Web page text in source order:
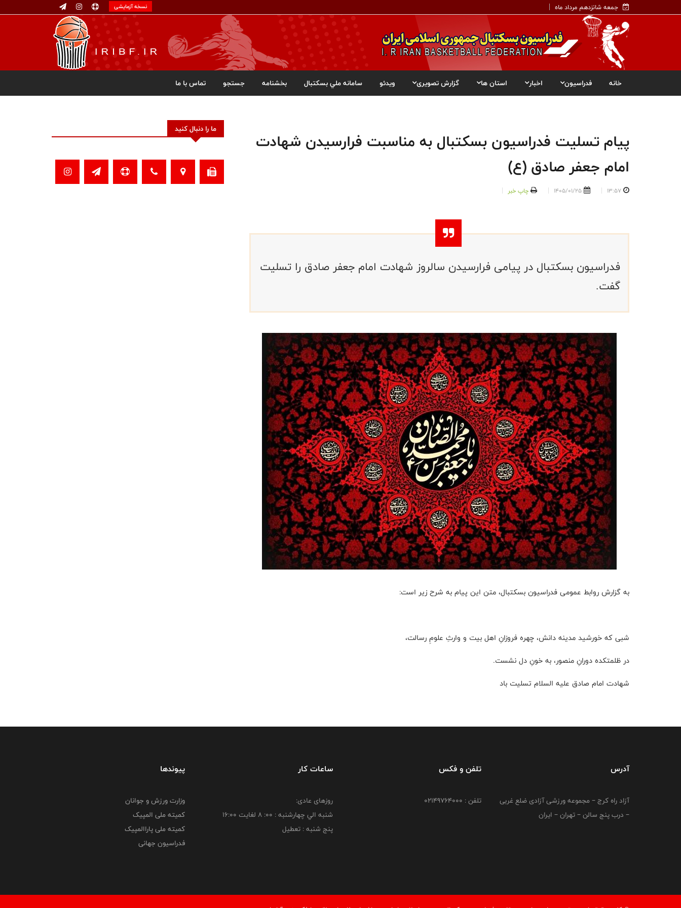
جمعه شانزدهم مرداد ماه نسخه آزمایشی
خانه فدراسیون اخبار استان ها گزارش تصویری ویدئو سامانه ملي بسکتبال بخشنامه جستجو تماس با ما
پیام تسلیت فدراسیون بسکتبال به مناسبت فرارسیدن شهادت
امام جعفر صادق (ع)
13:57
1405/01/25 چاپ خبر
فدراسیون بسکتبال در پیامی فرارسیدن سالروز شهادت امام جعفر صادق را تسلیت
گفت.
به گزارش روابط عمومی فدراسیون بسکتبال، متن این پیام به شرح زیر است:
شبی که خورشید مدینه دانش، چهره فروزانِ اهل بیت و وارثِ علومِ رسالت،
در ظلمتکده دورانِ منصور، به خونِ دل نشست.
شهادت امام صادق علیه السلام تسلیت باد
ما را دنبال کنید
آدرس
آزاد راه کرج – مجموعه ورزشی آزادی ضلع غربی
– درب پنج سالن – تهران – ایران
تلفن و فکس
تلفن : 02149764000
ساعات کار
روزهای عادی:
شنبه الي چهارشنبه : 00: 8 لغايت 16:00
پنج شنبه : تعطیل
پیوندها
وزارت ورزش و جوانان
کمیته ملی المپیک
کمیته ملی پاراالمپیک
فدراسیون جهانی